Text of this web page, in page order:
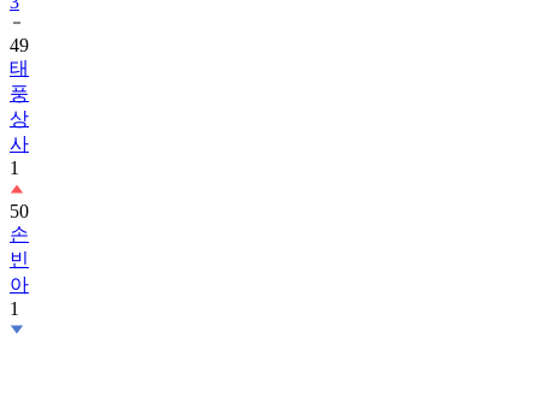
49
태
풍
상
사
1
50
손
빈
아
1